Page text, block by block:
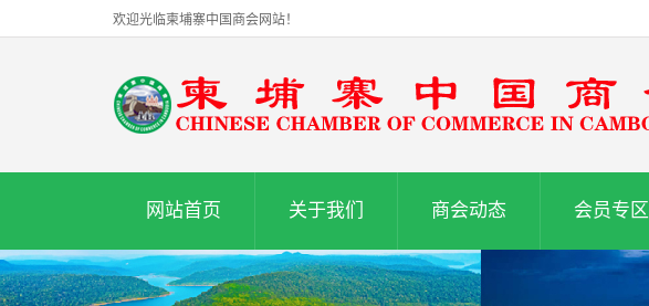
欢迎光临柬埔寨中国商会网站！
网站首页 关于我们 商会动态 会员专区